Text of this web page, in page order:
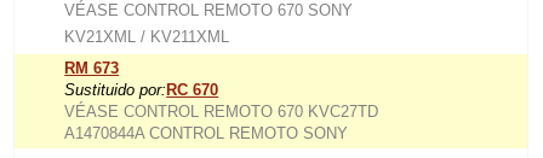
VÉASE CONTROL REMOTO 670 SONY
KV21XML / KV211XML
RM 673
Sustituido por: RC 670
VÉASE CONTROL REMOTO 670 KVC27TD
A1470844A CONTROL REMOTO SONY